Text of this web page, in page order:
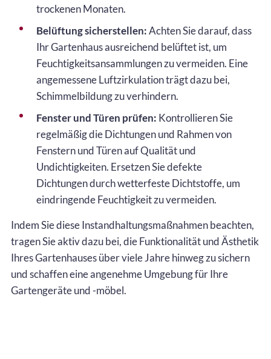
trockenen Monaten.
Belüftung sicherstellen:Achten Sie darauf, dass
Ihr Gartenhaus ausreichend belüftet ist, um
Feuchtigkeitsansammlungen zu vermeiden. Eine
angemessene Luftzirkulation trägt dazu bei,
Schimmelbildung zu verhindern.
Fenster und Türen prüfen: Kontrollieren Sie
regelmäßig die Dichtungen und Rahmen von
Fenstern und Türen auf Qualität und
Undichtigkeiten. Ersetzen Sie defekte
Dichtungen durch wetterfeste Dichtstoffe, um
eindringende Feuchtigkeit zu vermeiden.
Indem Sie diese Instandhaltungsmaßnahmen beachten,
tragen Sie aktiv dazu bei, die Funktionalität und Ästhetik
Ihres Gartenhauses über viele Jahre hinweg zu sichern
und schaffen eine angenehme Umgebung für Ihre
Gartengeräte und -möbel.